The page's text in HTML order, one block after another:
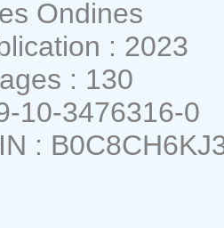
Ondines
: 2023
: 130
10-3476316-0
: